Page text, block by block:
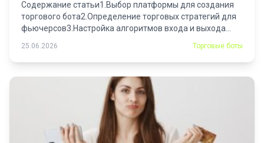
Содержание статьи1.Выбор платформы для создания
торгового бота2.Определение торговых стратегий для
фьючерсов3.Настройка алгоритмов входа и выхода...
25.06.2026 Торговые боты